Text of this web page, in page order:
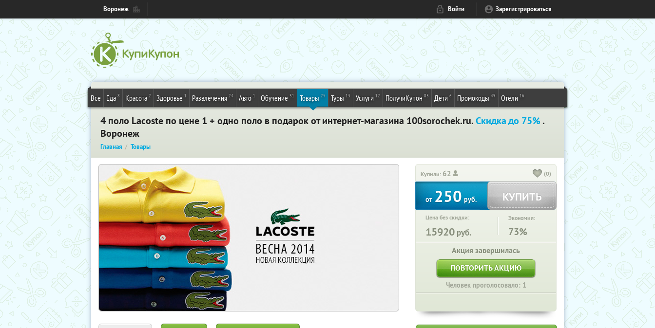
Воронеж Войти Зарегистрироваться
Все Еда 8 Красота 2 Здоровье 1 Развлечения 24 Авто 1 Обучение 31 Товары 25 Туры 13 Услуги 12 ПолучиКупон 85 Дети 6 Промокоды 49 Отели 16
4 поло Lacoste по цене 1 + одно поло в подарок от интернет-магазина 100sorochek.ru.Скидка до 75%.
Воронеж
Главная Товары
Купили: 62 (0)
от250руб. КУПИТЬ
Цена без скидки:
15920 руб.
Экономия:
73%
Акция завершилась
ПОВТОРИТЬ АКЦИЮ
Человек проголосовало: 1